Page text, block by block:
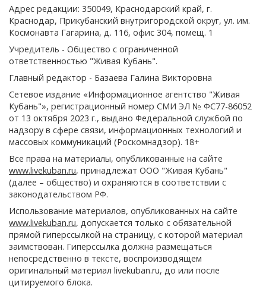
Адрес редакции: 350049, Краснодарский край, г.
Краснодар, Прикубанский внутригородской округ, ул. им.
Космонавта Гагарина, д. 116, офис 304, помещ. 1
Учредитель - Общество с ограниченной
ответственностью "Живая Кубань".
Главный редактор - Базаева Галина Викторовна
Сетевое издание «Информационное агентство "Живая
Кубань"», регистрационный номер СМИ ЭЛ № ФС77-86052
от 13 октября 2023 г., выдано Федеральной службой по
надзору в сфере связи, информационных технологий и
массовых коммуникаций (Роскомнадзор). 18+
Все права на материалы, опубликованные на сайте
www.livekuban.ru, принадлежат ООО "Живая Кубань"
(далее – общество) и охраняются в соответствии с
законодательством РФ.
Использование материалов, опубликованных на сайте
www.livekuban.ru, допускается только с обязательной
прямой гиперссылкой на страницу, с которой материал
заимствован. Гиперссылка должна размещаться
непосредственно в тексте, воспроизводящем
оригинальный материал livekuban.ru, до или после
цитируемого блока.